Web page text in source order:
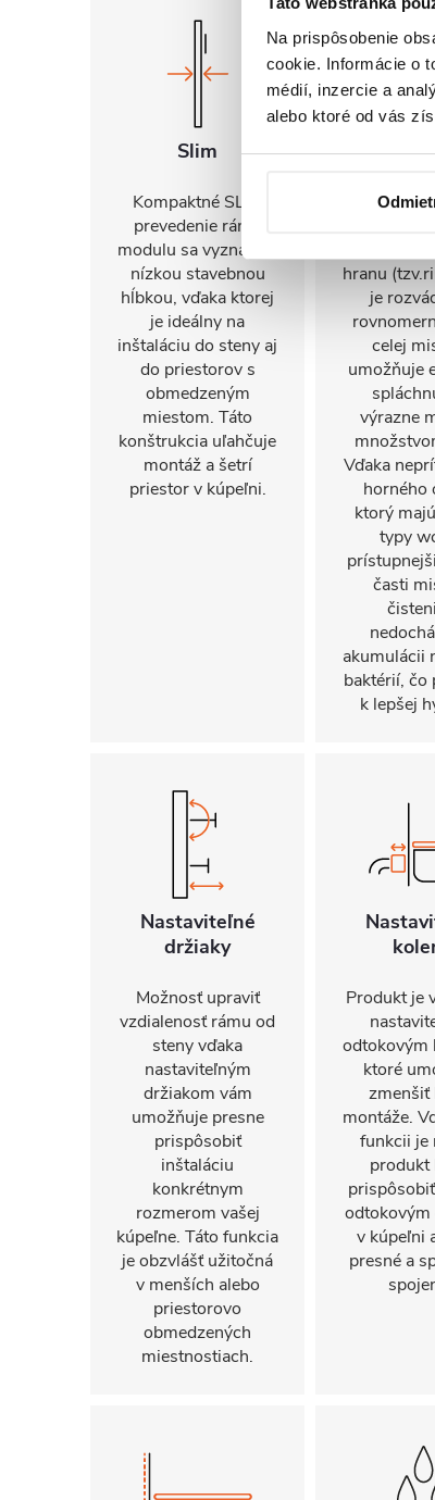
Na prispôsobenie
cookie. Informácie o
médií, inzercie a
alebo ktoré od vás
Slim
Kompaktné SLIM
prevedenie rámu
modulu sa vyznačuje
nízkou stavebnou
hĺbkou, vďaka ktorej
je ideálny na
inštaláciu do steny aj
do priestorov s
obmedzeným
miestom. Táto
konštrukcia uľahčuje
montáž a šetrí
priestor v kúpeľni.
WC misy
hranu
je
celej
umožňuje
výrazne
Vďaka
horného
ktorý
typy
časti
akumulácii
baktérií, čo
k lepšej
Nastaviteľné
držiaky
Možnosť upraviť
vzdialenosť rámu od
steny vďaka
nastaviteľným
držiakom vám
umožňuje presne
prispôsobiť
inštaláciu
konkrétnym
rozmerom vašej
kúpeľne. Táto funkcia
je obzvlášť užitočná
v menších alebo
priestorovo
obmedzených
miestnostiach.
Produkt je
odtokovým
ktoré
zmenšiť
montáže.
funkcii je
produkt
v kúpeľni
presné a